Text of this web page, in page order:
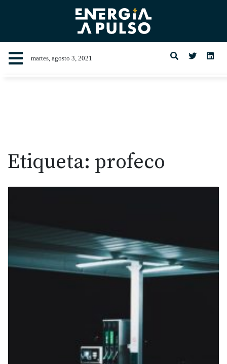
martes, agosto 3, 2021
Etiqueta: profeco